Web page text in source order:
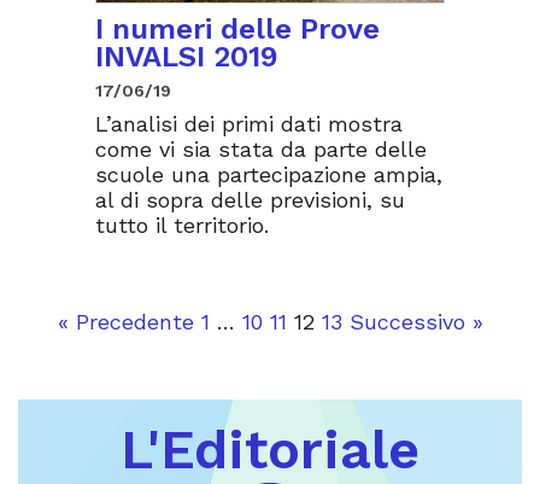
I numeri delle Prove
INVALSI 2019
17/06/19
L’analisi dei primi dati mostra
come vi sia stata da parte delle
scuole una partecipazione ampia,
al di sopra delle previsioni, su
tutto il territorio.
« Precedente 1 … 10 11 12 13 Successivo »
L'Editoriale